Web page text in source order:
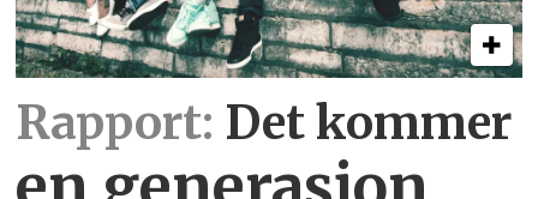
Rapport: Det kommer